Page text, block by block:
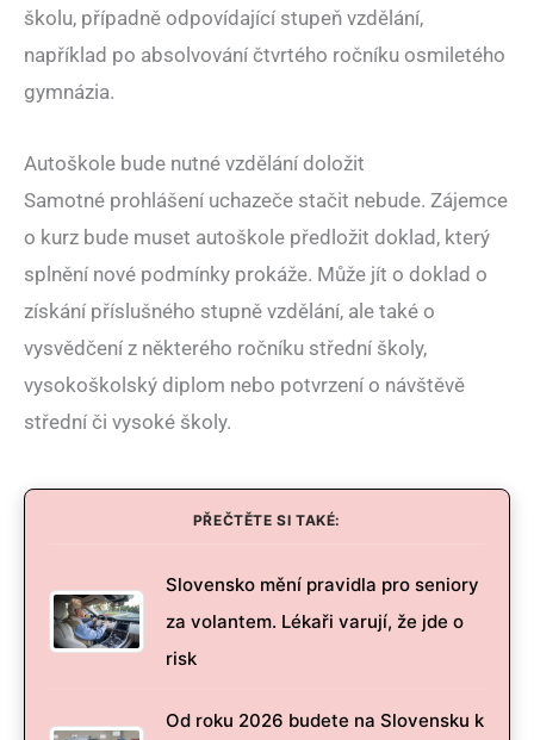
školu, případně odpovídající stupeň vzdělání,
například po absolvování čtvrtého ročníku osmiletého
gymnázia.
Autoškole bude nutné vzdělání doložit
Samotné prohlášení uchazeče stačit nebude. Zájemce
o kurz bude muset autoškole předložit doklad, který
splnění nové podmínky prokáže. Může jít o doklad o
získání příslušného stupně vzdělání, ale také o
vysvědčení z některého ročníku střední školy,
vysokoškolský diplom nebo potvrzení o návštěvě
střední či vysoké školy.
PŘEČTĚTE SI TAKÉ:
Slovensko mění pravidla pro seniory
za volantem. Lékaři varují, že jde o
risk
Od roku 2026 budete na Slovensku k